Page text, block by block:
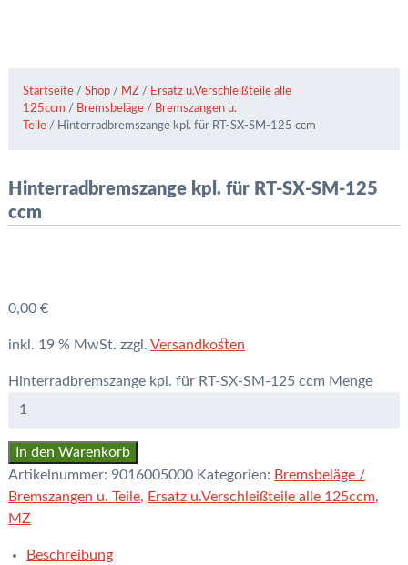
Startseite /Shop / MZ / Ersatz u.Verschleißteile alle
125ccm / Bremsbeläge / Bremszangen u.
Teile / Hinterradbremszange kpl. für RT-SX-SM-125 ccm
Hinterradbremszange kpl. für RT-SX-SM-125
ccm
0,00 €
inkl. 19 % MwSt. zzgl. Versandkosten
Hinterradbremszange kpl. für RT-SX-SM-125 ccm Menge
In den Warenkorb
Artikelnummer: 9016005000 Kategorien: Bremsbeläge /
Bremszangen u. Teile, Ersatz u.Verschleißteile alle 125ccm,
MZ
Beschreibung